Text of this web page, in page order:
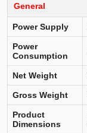
General
Power Supply
Power
Consumption
Net Weight
Gross Weight
Product
Dimensions